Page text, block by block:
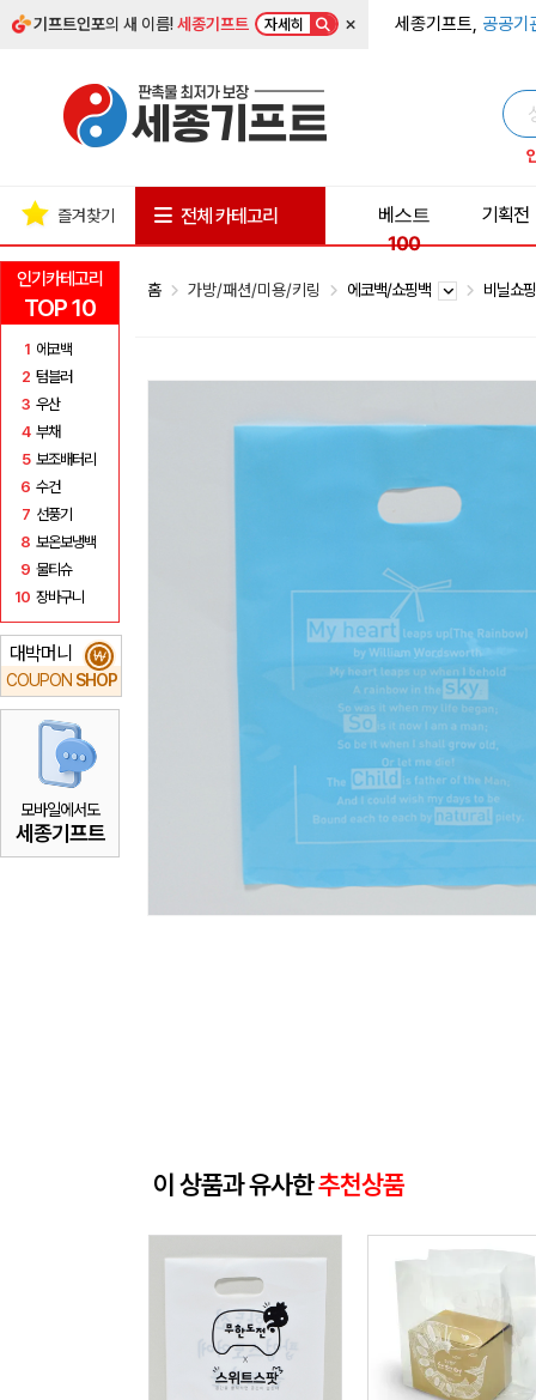
기프트인포의 새 이름!세종기프트 자세히 × 세종기프트, 공공기
인기카테고리
TOP 10
1 에코백
2 텀블러
3 우산
4 부채
5 보조배터리
6 수건
7 선풍기
8 보온보냉백
9 물티슈
10 장바구니
대박머니
COUPON SHOP
₩
모바일에서도
세종기프트
즐겨찾기 전체 카테고리
베스트
100
기획전
홈 가방/패션/미용/키링 에코백/쇼핑백 비닐쇼
이 상품과 유사한추천상품